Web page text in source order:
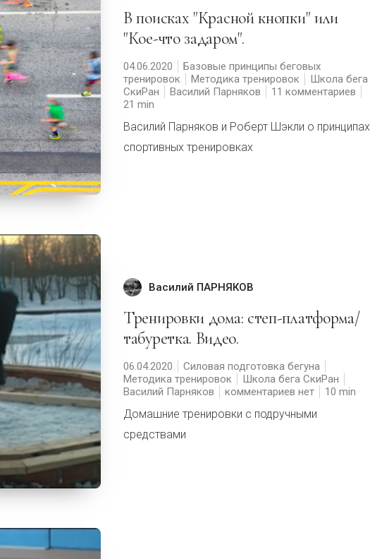
В поисках "Красной кнопки" или
"Кое-что задаром".
04.06.2020
Базовые принципы беговых
тренировок
Методика тренировок
Школа бега
СкиРан
Василий Парняков
11 комментариев
21
Василий Парняков и Роберт Шэкли о принципах
спортивных тренировках
Василий ПАРНЯКОВ
Тренировки дома: степ-платформа/
табуретка. Видео.
06.04.2020
Силовая подготовка бегуна
Методика тренировок
Школа бега СкиРан
Василий Парняков
комментариев нет 10
Домашние тренировки с подручными
средствами